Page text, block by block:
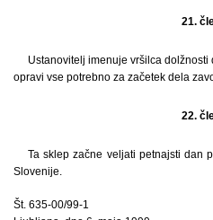
21.
Ustanovitelj imenuje vršilca
opravi vse potrebno za začetek dela
22.
Ta sklep začne veljati petnajsti dan
Slovenije.
Št. 635-00/99-1